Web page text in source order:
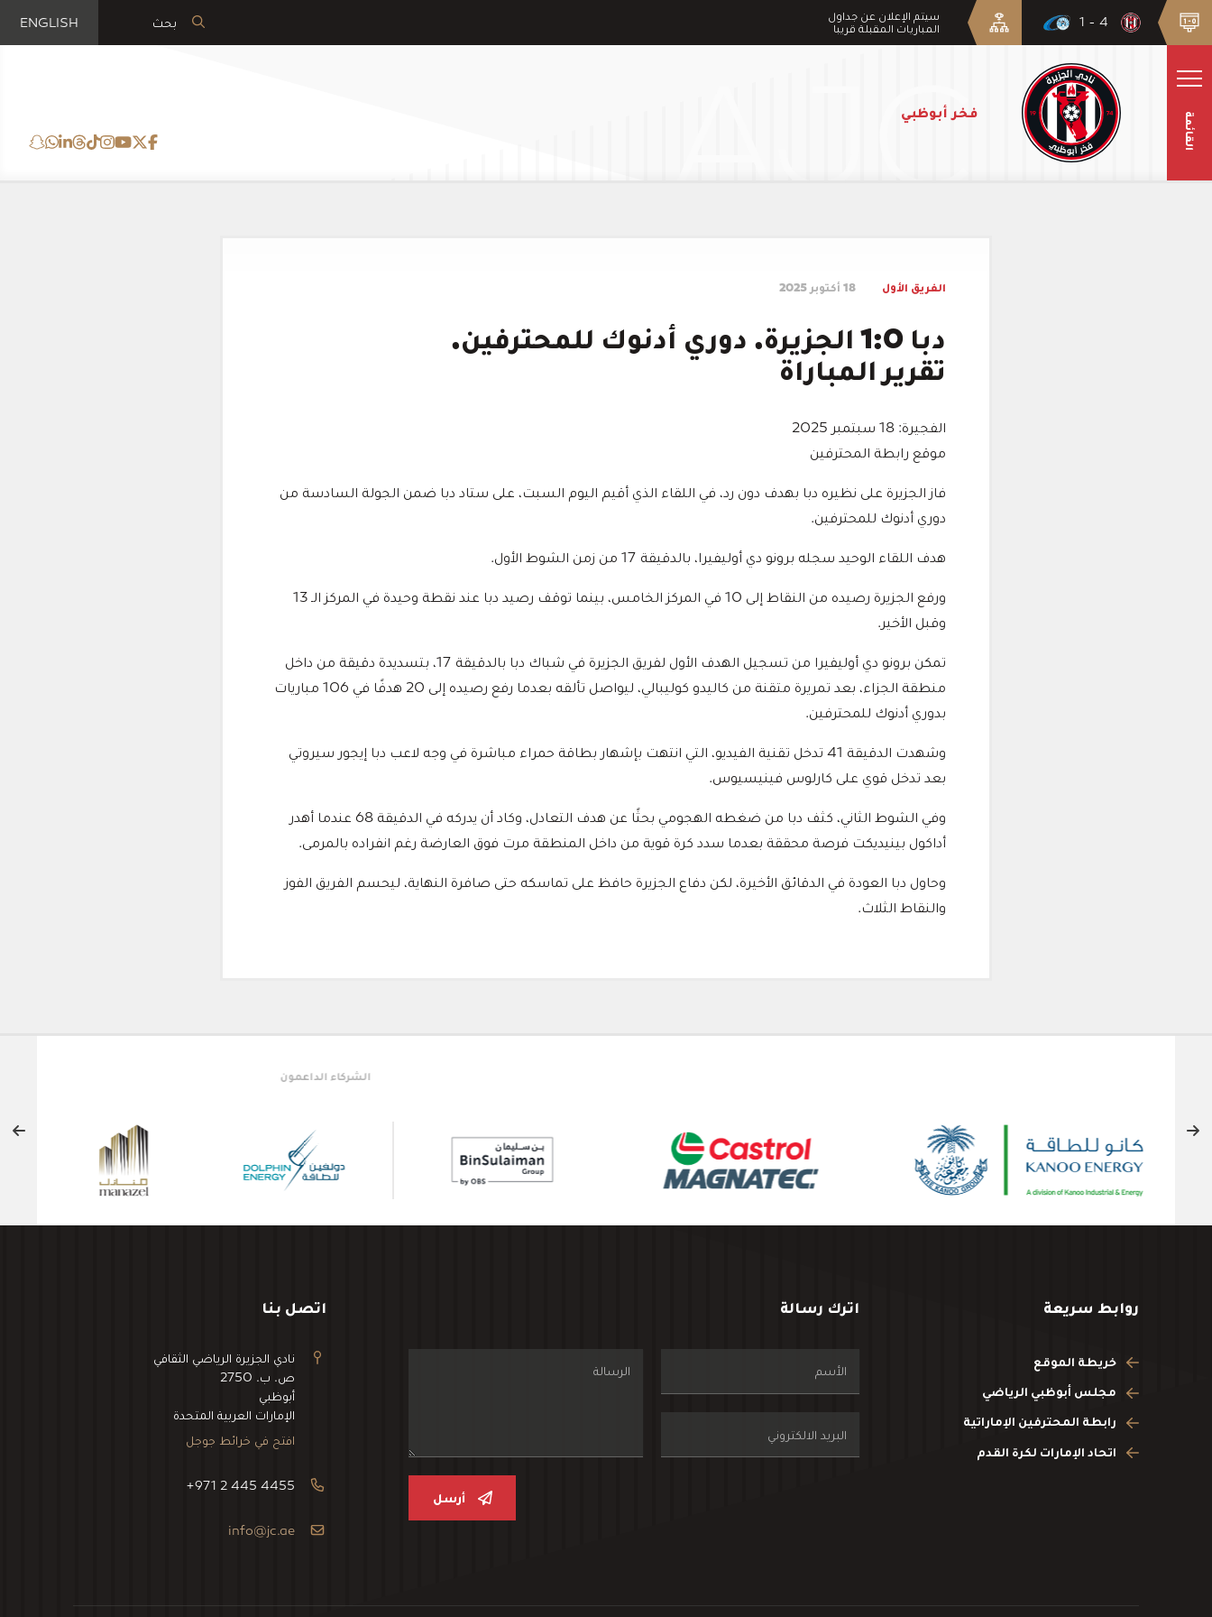
4 - 1
سيتم الإعلان عن جداول
المباريات المقبلة قريبا
ENGLISH
فخر أبوظبي القائمة
الفريق الأول 18 أكتوبر 2025
دبا 1:0 الجزيرة. دوري أدنوك للمحترفين.
تقرير المباراة
الفجيرة: 18 سبتمبر 2025
موقع رابطة المحترفين
فاز الجزيرة على نظيره دبا بهدف دون رد، في اللقاء الذي أقيم اليوم السبت، على ستاد دبا ضمن الجولة السادسة من
دوري أدنوك للمحترفين.
هدف اللقاء الوحيد سجله برونو دي أوليفيرا، بالدقيقة 17 من زمن الشوط الأول.
ورفع الجزيرة رصيده من النقاط إلى 10 في المركز الخامس، بينما توقف رصيد دبا عند نقطة وحيدة في المركز الـ 13
وقبل الأخير.
تمكن برونو دي أوليفيرا من تسجيل الهدف الأول لفريق الجزيرة في شباك دبا بالدقيقة 17، بتسديدة دقيقة من داخل
منطقة الجزاء، بعد تمريرة متقنة من كاليدو كوليبالي، ليواصل تألقه بعدما رفع رصيده إلى 20 هدفًا في 106 مباريات
بدوري أدنوك للمحترفين.
وشهدت الدقيقة 41 تدخل تقنية الفيديو، التي انتهت بإشهار بطاقة حمراء مباشرة في وجه لاعب دبا إيجور سيروتي
بعد تدخل قوي على كارلوس فينيسيوس.
وفي الشوط الثاني، كثف دبا من ضغطه الهجومي بحثًا عن هدف التعادل، وكاد أن يدركه في الدقيقة 68 عندما أهدر
أداكول بينيديكت فرصة محققة بعدما سدد كرة قوية من داخل المنطقة مرت فوق العارضة رغم انفراده بالمرمى.
وحاول دبا العودة في الدقائق الأخيرة، لكن دفاع الجزيرة حافظ على تماسكه حتى صافرة النهاية، ليحسم الفريق الفوز
والنقاط الثلاث.
الشريك النخبة
روابط سريعة
خريطة الموقع
مجلس أبوظبي الرياضي
رابطة المحترفين الإماراتية
اتحاد الإمارات لكرة القدم
اترك رسالة
أرسل
اتصل بنا
نادي الجزيرة الرياضي الثقافي
ص. ب. 2750
أبوظبي
الإمارات العربية المتحدة
افتح في خرائط جوجل
+971 2 445 4455
info@jc.ae